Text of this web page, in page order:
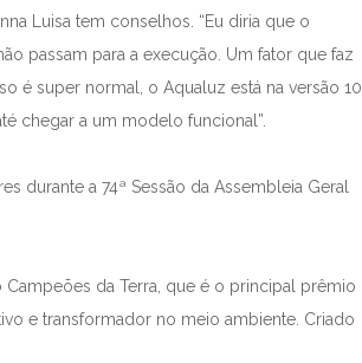
Luisa tem conselhos. “Eu diria que o
passam para a execução. Um fator que faz
é super normal, o Aqualuz está na versão 10,
chegar a um modelo funcional”.
durante a 74ª Sessão da Assembleia Geral
da Terra, que é o principal prêmio
e transformador no meio ambiente. Criado